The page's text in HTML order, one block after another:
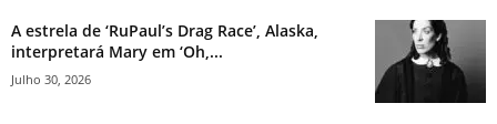
A estrela de ‘RuPaul’s Drag Race’, Alaska,
interpretará Mary em ‘Oh,...
Julho 30, 2026